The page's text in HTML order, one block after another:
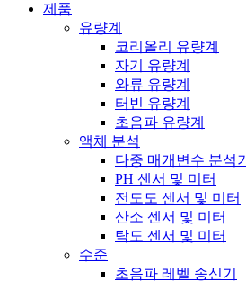
제품
유량계
코리올리 유량계
자기 유량계
와류 유량계
터빈 유량계
초음파 유량계
액체 분석
다중 매개변수 분석기
PH 센서 및 미터
전도도 센서 및 미터
산소 센서 및 미터
탁도 센서 및 미터
수준
초음파 레벨 송신기